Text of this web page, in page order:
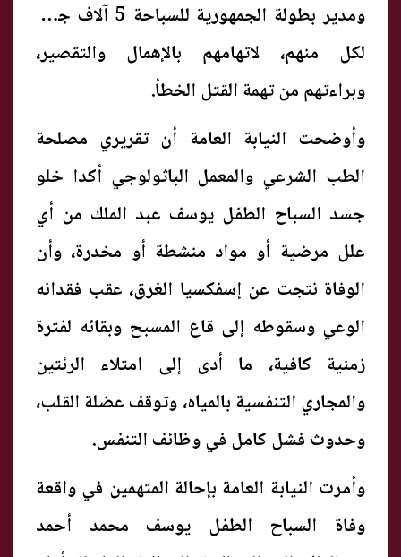
ومدير بطولة الجمهورية للسباحة 5 آلاف جنيه
لكل منهم، لاتهامهم بالإهمال والتقصير،
وبراءتهم من تهمة القتل الخطأ.
وأوضحت النيابة العامة أن تقريري مصلحة
الطب الشرعي والمعمل الباثولوجي أكدا خلو
جسد السباح الطفل يوسف عبد الملك من أي
علل مرضية أو مواد منشطة أو مخدرة، وأن
الوفاة نتجت عن إسفكسيا الغرق، عقب فقدانه
الوعي وسقوطه إلى قاع المسبح وبقائه لفترة
زمنية كافية، ما أدى إلى امتلاء الرئتين
والمجاري التنفسية بالمياه، وتوقف عضلة القلب،
وحدوث فشل كامل في وظائف التنفس.
وأمرت النيابة العامة بإحالة المتهمين في واقعة
وفاة السباح الطفل يوسف محمد أحمد